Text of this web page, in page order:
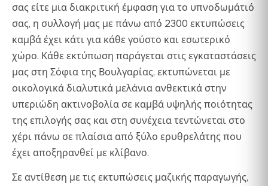
σας είτε μια διακριτική έμφαση για το υπνοδωμάτιό
σας, η συλλογή μας με πάνω από 2300 εκτυπώσεις
καμβά έχει κάτι για κάθε γούστο και εσωτερικό
χώρο. Κάθε εκτύπωση παράγεται στις εγκαταστάσεις
μας στη Σόφια της Βουλγαρίας, εκτυπώνεται με
οικολογικά διαλυτικά μελάνια ανθεκτικά στην
υπεριώδη ακτινοβολία σε καμβά υψηλής ποιότητας
της επιλογής σας και στη συνέχεια τεντώνεται στο
χέρι πάνω σε πλαίσια από ξύλο ερυθρελάτης που
έχει αποξηρανθεί με κλίβανο.
Σε αντίθεση με τις εκτυπώσεις μαζικής παραγωγής,